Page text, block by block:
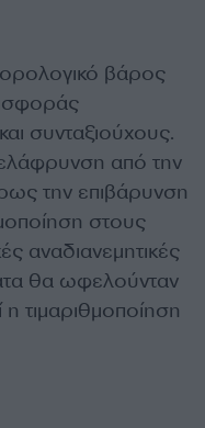
βάρος
συνταξιούχους.
από την
την επιβάρυνση
στους
αναδιανεμητικές
θα ωφελούνταν
η τιμαριθμοποίηση